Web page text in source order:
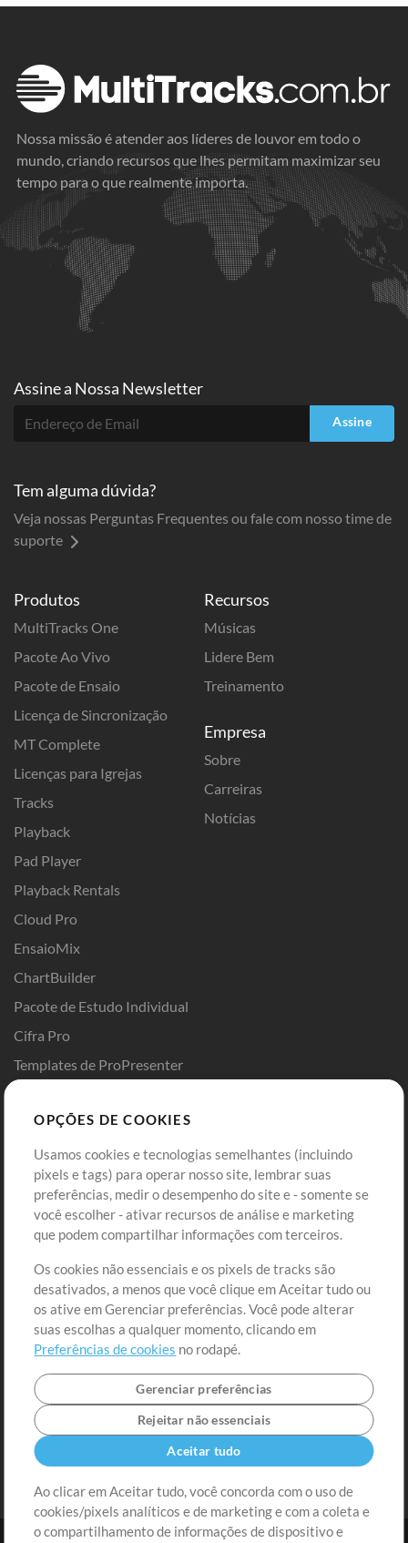
Nossa missão é atender aos líderes de louvor em todo o
mundo, criando recursos que lhes permitam maximizar seu
tempo para o que realmente importa.
Produtos
MultiTracks One
Pacote Ao Vivo
Pacote de Ensaio
Licença de Sincronização
MT Complete
Licenças para Igrejas
Tracks
Playback
Pad Player
Playback Rentals
Cloud Pro
EnsaioMix
ChartBuilder
Pacote de Estudo Individual
Cifra Pro
Templates de ProPresenter
Recursos
Músicas
Lidere Bem
Treinamento
Empresa
Sobre
Carreiras
Notícias
Comprar Créditos
Conteúdo Grátis
Solicite uma Música
Extras
Sessões
Envie seu conteúdo
Playlist
MT Conference
Entre
Cadastre-se
Ir ao carrinho
Assine a Nossa Newsletter
Assine
Tem alguma dúvida?
Veja nossas Perguntas Frequentes ou fale com nosso time de
suporte
OPÇÕES DE COOKIES
Usamos cookies e tecnologias semelhantes (incluindo
pixels e tags) para operar nosso site, lembrar suas
preferências, medir o desempenho do site e - somente se
você escolher - ativar recursos de análise e marketing
que podem compartilhar informações com terceiros.
Os cookies não essenciais e os pixels de tracks são
desativados, a menos que você clique em Aceitar tudo ou
os ative em Gerenciar preferências. Você pode alterar
suas escolhas a qualquer momento, clicando em
Preferências de cookies no rodapé.
Gerenciar preferências
Rejeitar não essenciais
Aceitar tudo
Ao clicar em Aceitar tudo, você concorda com o uso de
cookies/pixels analíticos e de marketing e com a coleta e
o compartilhamento de informações de dispositivo e